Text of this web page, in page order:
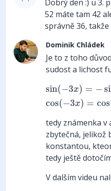
Dobrý den :) u 3.
52 máte tam 42
správně 36,
Dominik Chládek
Je to z toho
sudost a lichost
sin(−3x) = −
cos(−3x) = cos
sin( 3x)= (
tedy známenka
zbytečná, jelikož
konstantou,
tedy ještě
V dalším videu